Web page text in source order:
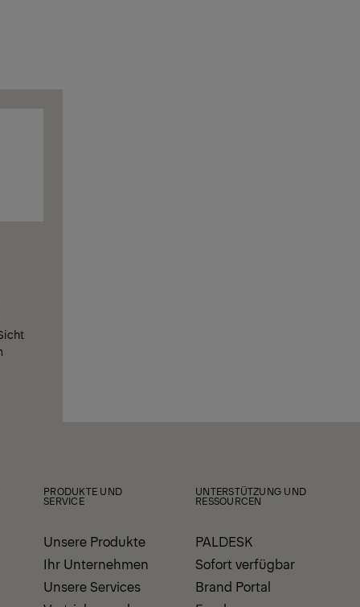
PRODUKTE UND
SERVICE
Unsere Produkte
Ihr Unternehmen
Unsere Services
UNTERSTÜTZUNG UND
RESSOURCEN
PALDESK
Sofort verfügbar
Brand Portal